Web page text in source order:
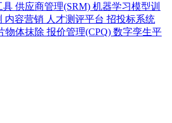
具 供应商管理(SRM) 机器学习模型训
内容营销 人才测评平台 招投标系统
物体抹除 报价管理(CPQ) 数字孪生平